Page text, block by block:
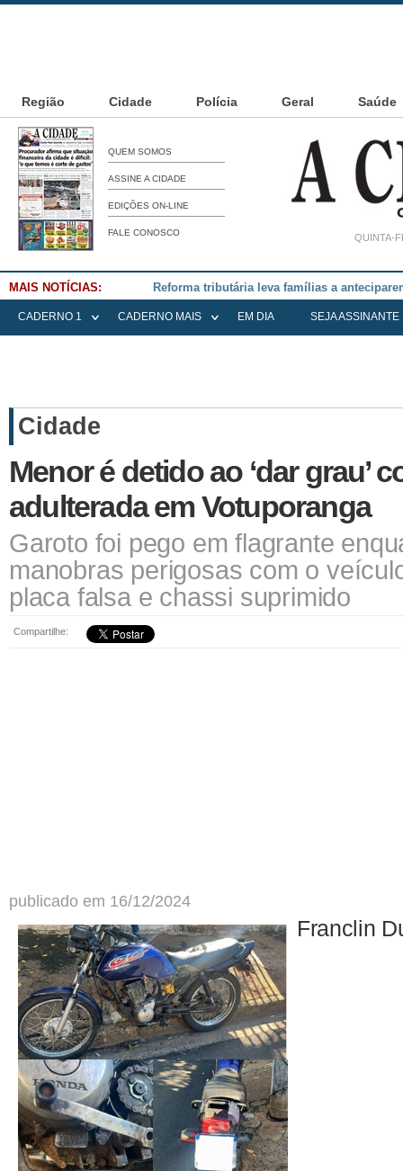
Região Cidade Polícia Geral Saúde
QUEM SOMOS
ASSINE A CIDADE
EDIÇÕES ON-LINE
FALE CONOSCO QUINTA-
MAIS NOTÍCIAS: Falece Elena Menoia Cesarin
CADERNO 1 CADERNO MAIS EM DIA SEJA ASSINANTE
Cidade
Menor é detido ao ‘dar grau’
adulterada em Votuporanga
Garoto foi pego em flagrante
manobras perigosas com o
placa falsa e chassi suprimido
Compartilhe:
publicado em 16/12/2024
Franclin